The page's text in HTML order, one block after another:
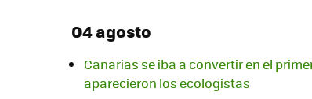
04 agosto
Canarias se iba a convertir en el
aparecieron los ecologistas